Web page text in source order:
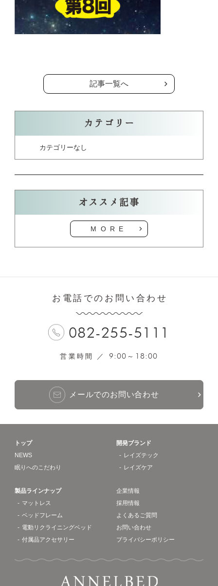
記事一覧へ
カテゴリー
カテゴリーなし
オススメ記事
MORE
お電話でのお問い合わせ
082-255-5111
営業時間 ／ 9:00 ～ 18:00
メールでのお問い合わせ
トップ
NEWS
眠りへのこだわり
開発ブランド
レイズテック
レイズケア
製品ラインナップ
マットレス
ベッドフレーム
電動リクライニングベッド
付属品アクセサリー
企業情報
採用情報
よくあるご質問
お問い合わせ
プライバシーポリシー